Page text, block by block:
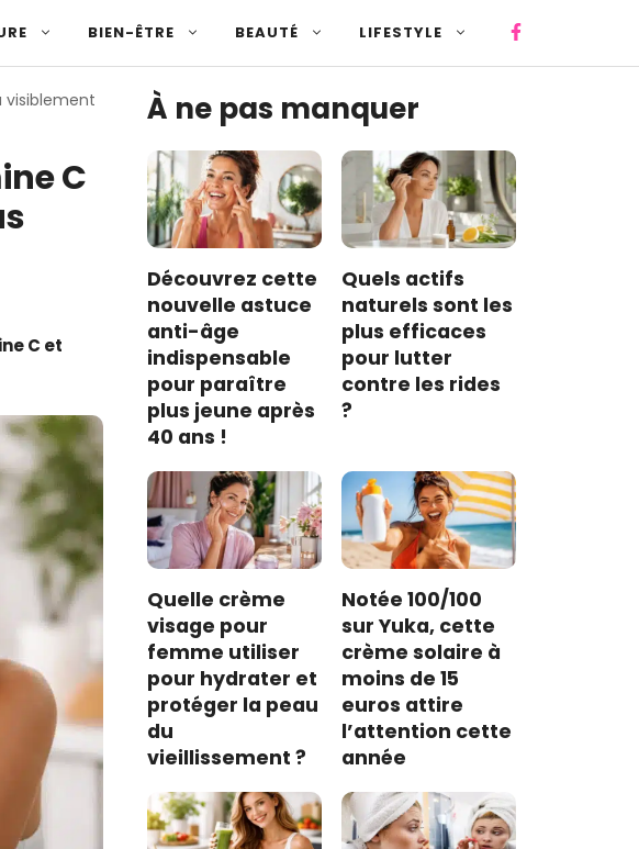
BIEN-ÊTRE BEAUTÉ LIFESTYLE
visiblement
C
C et
À ne pas manquer
Découvrez cette
nouvelle astuce
anti-âge
indispensable
pour paraître
plus jeune après
40 ans !
Quels actifs
naturels sont les
plus efficaces
pour lutter
contre les rides
?
Quelle crème
visage pour
femme utiliser
pour hydrater et
protéger la peau
du
vieillissement ?
Notée 100/100
sur Yuka, cette
crème solaire à
moins de 15
euros attire
l’attention cette
année